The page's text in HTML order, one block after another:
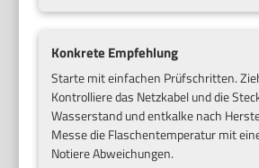
Konkrete Empfehlung
Starte mit einfachen Prüfschritten.
Kontrolliere das Netzkabel und die
Wasserstand und entkalke nach
Messe die Flaschentemperatur mit
Notiere Abweichungen.